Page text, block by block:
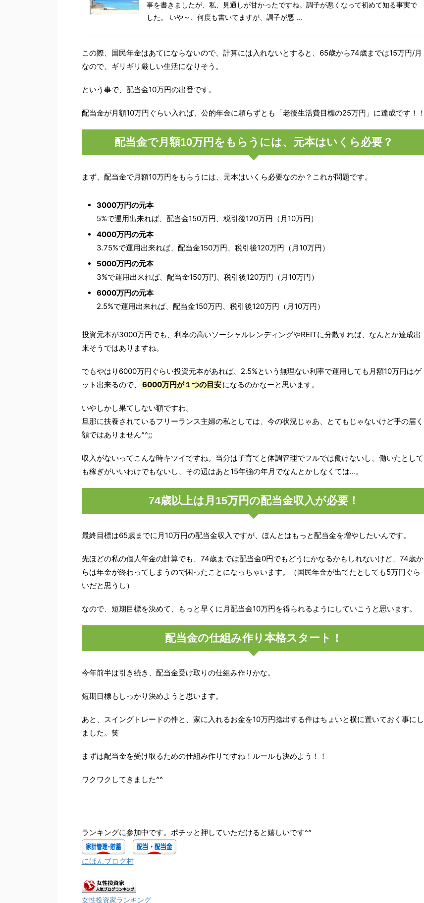
事を書きましたが、私、見通しが甘かったですね。調子が悪くなって初めて知る事実で
した。 いや～、何度も書いてますが、調子が悪 ...
この際、国民年金はあてにならないので、計算には入れないとすると、65歳から74歳までは15万円/月
なので、ギリギリ厳しい生活になりそう。
という事で、配当金10万円の出番です。
配当金が月額10万円ぐらい入れば、公的年金に頼らずとも「老後生活費目標の25万円」に達成です！！
配当金で月額10万円をもらうには、元本はいくら必要？
まず、配当金で月額10万円をもらうには、元本はいくら必要なのか？これが問題です。
3000万円の元本
5%で運用出来れば、配当金150万円、税引後120万円（月10万円）
4000万円の元本
3.75%で運用出来れば、配当金150万円、税引後120万円（月10万円）
5000万円の元本
3%で運用出来れば、配当金150万円、税引後120万円（月10万円）
6000万円の元本
2.5%で運用出来れば、配当金150万円、税引後120万円（月10万円）
投資元本が3000万円でも、利率の高いソーシャルレンディングやREITに分散すれば、なんとか達成出
来そうではありますね。
でもやはり6000万円ぐらい投資元本があれば、2.5%という無理ない利率で運用しても月額10万円はゲ
ット出来るので、
6000万円が１つの目安になるのかなーと思います。
いやしかし果てしない額ですわ。
旦那に扶養されているフリーランス主婦の私としては、今の状況じゃあ、とてもじゃないけど手の届く
額ではありません^^;;
収入がないってこんな時キツイですね。当分は子育てと体調管理でフルでは働けないし、働いたとして
も稼ぎがいいわけでもないし、その辺はあと15年強の年月でなんとかしなくては…。
74歳以上は月15万円の配当金収入が必要！
最終目標は65歳までに月10万円の配当金収入ですが、ほんとはもっと配当金を増やしたいんです。
先ほどの私の個人年金の計算でも、74歳までは配当金0円でもどうにかなるかもしれないけど、74歳か
らは年金が終わってしまうので困ったことになっちゃいます。（国民年金が出てたとしても5万円ぐら
いだと思うし）
なので、短期目標を決めて、もっと早くに月配当金10万円を得られるようにしていこうと思います。
配当金の仕組み作り本格スタート！
今年前半は引き続き、配当金受け取りの仕組み作りかな。
短期目標もしっかり決めようと思います。
あと、スイングトレードの件と、家に入れるお金を10万円捻出する件はちょいと横に置いておく事にし
ました。笑
まずは配当金を受け取るための仕組み作りですね！ルールも決めよう！！
ワクワクしてきました^^
ランキングに参加中です。ポチッと押していただけると嬉しいです^^
にほんブログ村
女性投資家ランキング